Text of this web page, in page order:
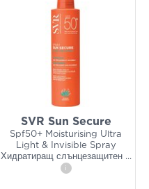
SVR Sun Secure
Spf50+ Moisturising Ultra
Light & Invisible Spray
Хидратиращ слънцезащитен ...
i